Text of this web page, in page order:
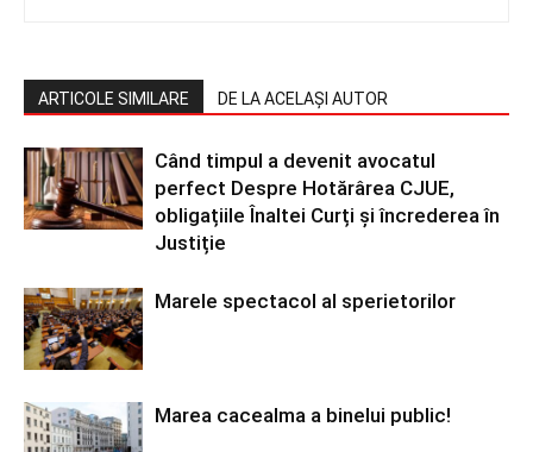
ARTICOLE SIMILARE DE LA ACELAȘI AUTOR
Când timpul a devenit avocatul
perfect Despre Hotărârea CJUE,
obligațiile Înaltei Curți și încrederea în
Justiție
Marele spectacol al sperietorilor
Marea cacealma a binelui public!